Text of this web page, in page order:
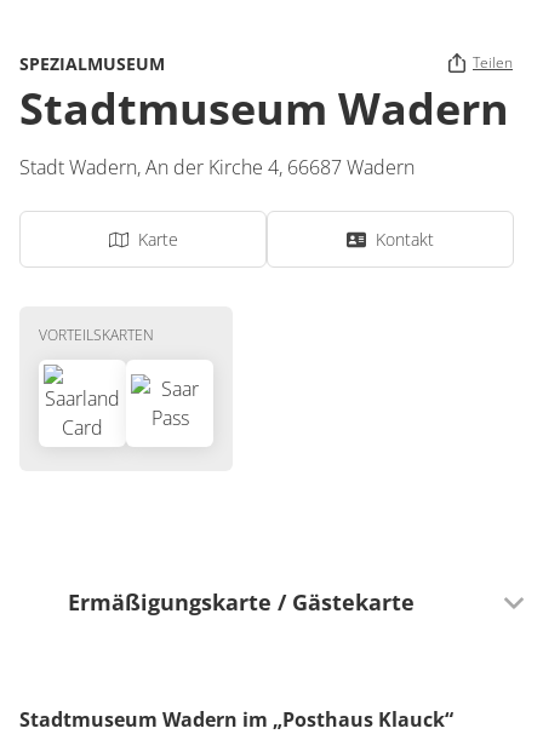
SPEZIALMUSEUM Teilen
Stadtmuseum Wadern
Stadt Wadern,An der Kirche 4, 66687Wadern
Karte Kontakt
VORTEILSKARTEN
Ermäßigungskarte / Gästekarte
Saarland Card
Stadtmuseum Wadern im „Posthaus Klauck“